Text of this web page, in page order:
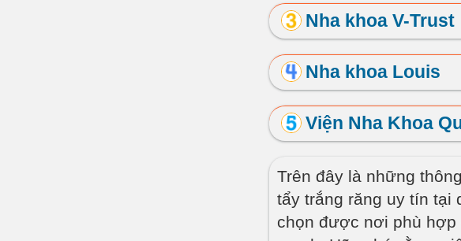
Nha khoa V-Trust
Nha khoa Louis
Viện Nha Khoa
Trên đây là những
tẩy trắng răng uy tín tại
chọn được nơi phù hợp